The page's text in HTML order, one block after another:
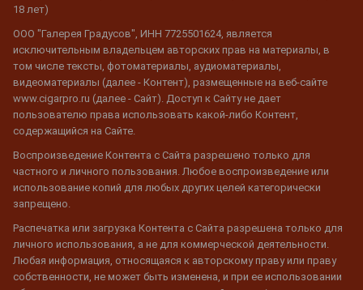
18 лет)
ООО "Галерея Градусов", ИНН 7725501624, является
исключительным владельцем авторских прав на материалы, в
том числе тексты, фотоматериалы, аудиоматериалы,
видеоматериалы (далее - Контент), размещенные на веб-сайте
www.cigarpro.ru (далее - Сайт). Доступ к Сайту не дает
пользователю права использовать какой-либо Контент,
содержащийся на Сайте.
Воспроизведение Контента с Сайта разрешено только для
частного и личного пользования. Любое воспроизведение или
использование копий для любых других целей категорически
запрещено.
Распечатка или загрузка Контента с Сайта разрешена только для
личного использования, а не для коммерческой деятельности.
Любая информация, относящаяся к авторскому праву или праву
собственности, не может быть изменена, и при ее использовании